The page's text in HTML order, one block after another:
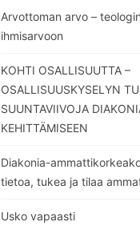
Arvottoman arvo –
ihmisarvoon
KOHTI OSALLISUUTTA –
OSALLISUUSKYSELYN
SUUNTAVIIVOJA
KEHITTÄMISEEN
Diakonia-
tietoa, tukea ja tilaa
Usko vapaasti